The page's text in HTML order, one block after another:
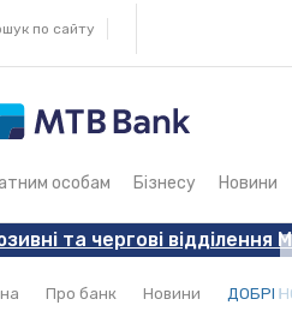
по сайту
особам Бізнесу Новини
та чергові
Про банк Новини ДОБРІ